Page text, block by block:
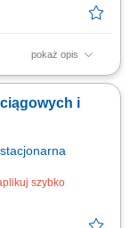
pokaż opis
robotach wod-kan;
atut; Dobra
i
stacjonarna
szybko